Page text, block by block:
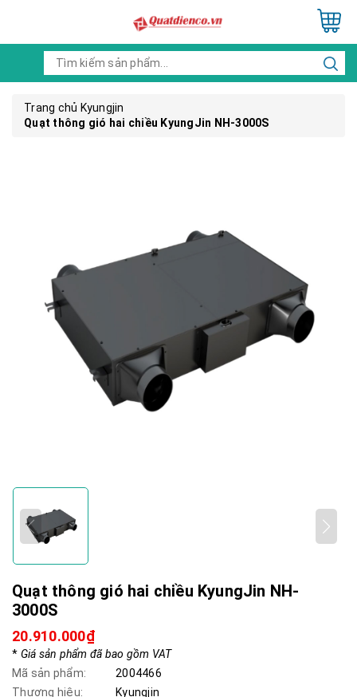
Trang chủ Kyungjin
Quạt thông gió hai chiều KyungJin NH-3000S
Quạt thông gió hai chiều KyungJin NH-
3000S
20.910.000₫
* Giá sản phẩm đã bao gồm VAT
Mã sản phẩm:
2004466
Thương hiệu:
Kyungjin